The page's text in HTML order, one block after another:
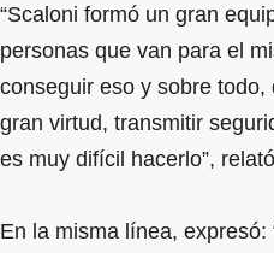
“Scaloni formó un gran
personas que van para el
conseguir eso y sobre todo,
gran virtud, transmitir
es muy difícil hacerlo”,
En la misma línea, expresó: